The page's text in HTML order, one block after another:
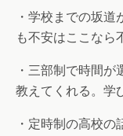
・学校までの坂
も不安はここなら
・三部制で時間
教えてくれる。学
・定時制の高校